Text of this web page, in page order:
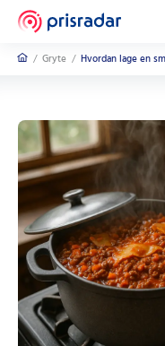
/ Gryte / Hvordan lage en